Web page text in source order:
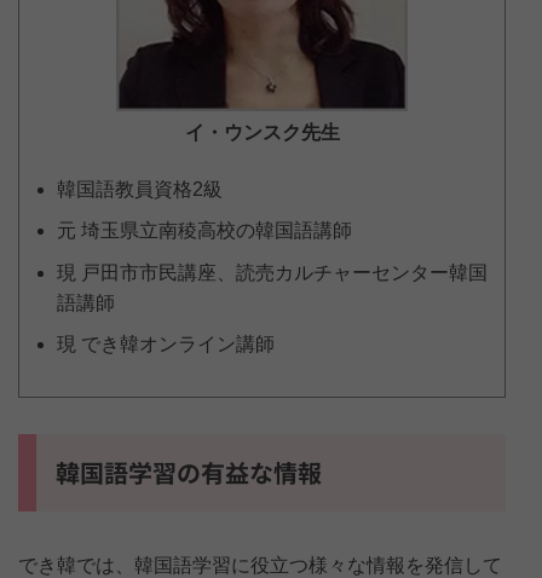
イ・ウンスク先生
韓国語教員資格2級
元 埼玉県立南稜高校の韓国語講師
現 戸田市市民講座、読売カルチャーセンター韓国
語講師
現 でき韓オンライン講師
韓国語学習の有益な情報
でき韓では、韓国語学習に役立つ様々な情報を発信して